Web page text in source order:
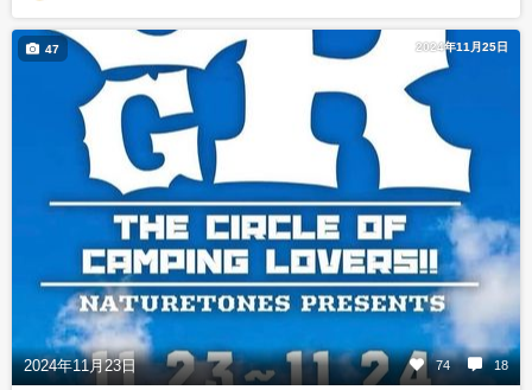
2024年11月25日
2024年11月23日 74 18
47